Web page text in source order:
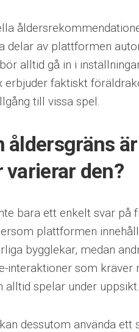
delar av plattformen
alltid gå in i
erbjuder faktiskt
till vissa spel.
åldersgräns
den?
bara ett enkelt svar på
plattformen
bygglekar, medan
interaktioner som
alltid spelar under uppsikt.
dessutom använda ett